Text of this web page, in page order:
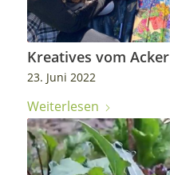
Kreatives vom Acker
23. Juni 2022
Weiterlesen